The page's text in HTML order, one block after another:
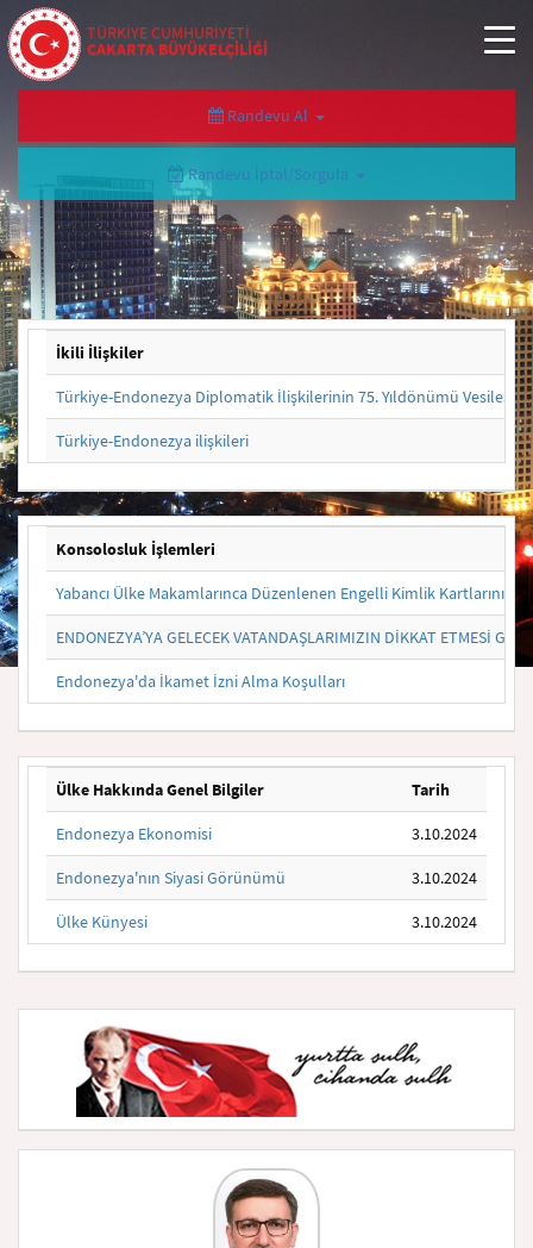
TÜRKİYE CUMHURİYETİ
CAKARTA BÜYÜKELÇİLİĞİ
Randevu Al
Randevu İptal/Sorgula
İkili İlişkiler
Türkiye-Endonezya Diplomatik İlişkilerinin 75. Yıldönümü Vesilesiyle
Türkiye-Endonezya ilişkileri
Konsolosluk İşlemleri
Yabancı Ülke Makamlarınca Düzenlenen Engelli Kimlik Kartlarının
ENDONEZYA’YA GELECEK VATANDAŞLARIMIZIN DİKKAT ETMESİ
Endonezya'da İkamet İzni Alma Koşulları
Ülke Hakkında Genel Bilgiler Tarih
Endonezya Ekonomisi 3.10.2024
Endonezya'nın Siyasi Görünümü 3.10.2024
Ülke Künyesi 3.10.2024